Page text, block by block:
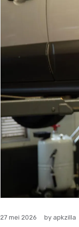
27 mei 2026 by apkzilla